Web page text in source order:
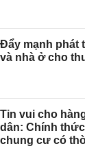
Đẩy mạnh phát
và nhà ở cho
Tin vui cho
dân: Chính
chung cư có